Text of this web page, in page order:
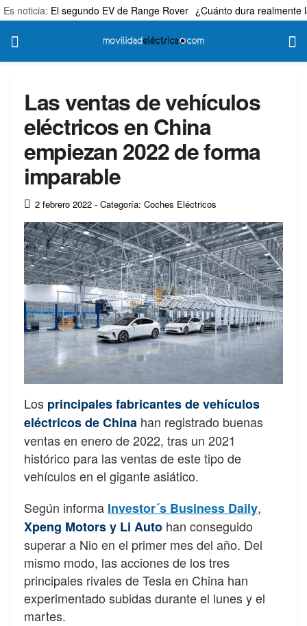
Es noticia: El segundo EV de Range Rover ¿Cuánto dura realmente
Las ventas de vehículos
eléctricos en China
empiezan 2022 de forma
imparable
2 febrero 2022 - Categoría: Coches Eléctricos
Los principales fabricantes de vehículos
eléctricos de China han registrado buenas
ventas en enero de 2022, tras un 2021
histórico para las ventas de este tipo de
vehículos en el gigante asiático.
Según informa Investor´s Business Daily,
Xpeng Motors y Li Auto han conseguido
superar a Nio en el primer mes del año. Del
mismo modo, las acciones de los tres
principales rivales de Tesla en China han
experimentado subidas durante el lunes y el
martes.